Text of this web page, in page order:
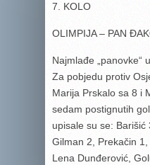
7. KOLO
OLIMPIJA – PAN
Najmlađe „panovke“
Za pobjedu protiv
Marija Prskalo sa 8 i
sedam postignutih
upisale su se: Barišić
Gilman 2, Prekačin
Lena Dunđerović,